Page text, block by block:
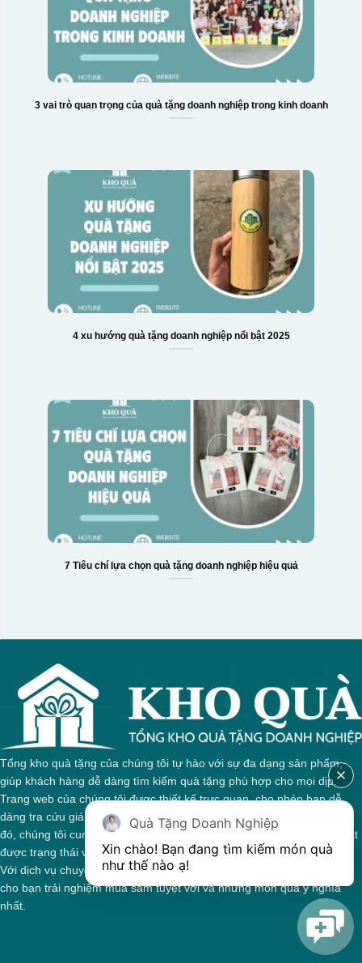
3 vai trò quan trọng của quà tặng doanh nghiệp trong kinh doanh
4 xu hướng quà tặng doanh nghiệp nổi bật 2025
7 Tiêu chí lựa chọn quà tặng doanh nghiệp hiệu quả
Tổng kho quà tặng của chúng tôi tự hào với sự đa dạng sản phẩm,
giúp khách hàng dễ dàng tìm kiếm quà tặng phù hợp cho mọi dịp.
Trang web của chúng tôi được thiết kế trực quan, cho phép bạn dễ
dàng tra cứu giá cả và thông tin chi tiết về từng sản phẩm. Bên cạnh
đó, chúng tôi cung cấp hệ thống theo dõi đơn hàng, giúp bạn nắm bắt
được trạng thái và giai đoạn xử lý của đơn hàng một cách thuận tiện.
Với dịch vụ chuyên nghiệp và tận tâm, chúng tôi cam kết mang đến
cho bạn trải nghiệm mua sắm tuyệt vời và những món quà ý nghĩa
nhất.
Quà Tặng Doanh Nghiệp
Xin chào! Bạn đang tìm kiếm món quà
như thế nào ạ!